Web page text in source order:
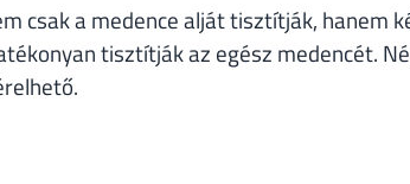
csak a medence alját tisztítják, hanem
tisztítják az egész medencét.